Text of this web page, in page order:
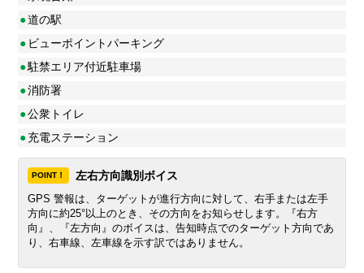
●道の駅
● ビューポイントパーキング
●駐禁エリア付近駐車場
●消防署
●公衆トイレ
●充電ステーション
POINT！ 左右方向識別ボイス
GPS 警報は、ターゲットが進行方向に対して、右手または左手
方向に約25°以上のとき、その方向をお知らせします。『右方
向』、『左方向』のボイスは、告知時点でのターゲット方向であ
り、右車線、左車線を示す訳ではありません。